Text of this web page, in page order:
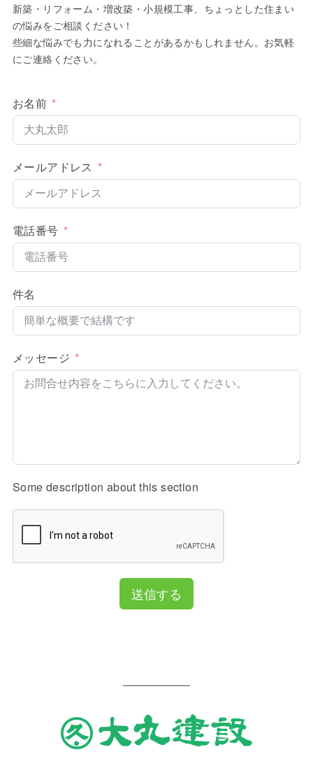
新築・リフォーム・増改築・小規模工事、ちょっとした住まい
の悩みをご相談ください！
些細な悩みでも力になれることがあるかもしれません。お気軽
にご連絡ください。
お名前
メールアドレス
電話番号
件名
メッセージ
Some description about this section
送信する